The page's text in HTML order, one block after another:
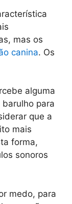
mas os
canina. Os
alguma
para
que a
mais
forma,
sonoros
medo, para